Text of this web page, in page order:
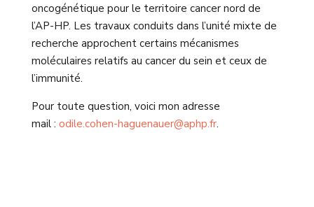
oncogénétique pour le territoire cancer nord de
l’AP-HP. Les travaux conduits dans l’unité mixte de
recherche approchent certains mécanismes
moléculaires relatifs au cancer du sein et ceux de
l’immunité.
Pour toute question, voici mon adresse
mail : odile.cohen-haguenauer@aphp.fr.